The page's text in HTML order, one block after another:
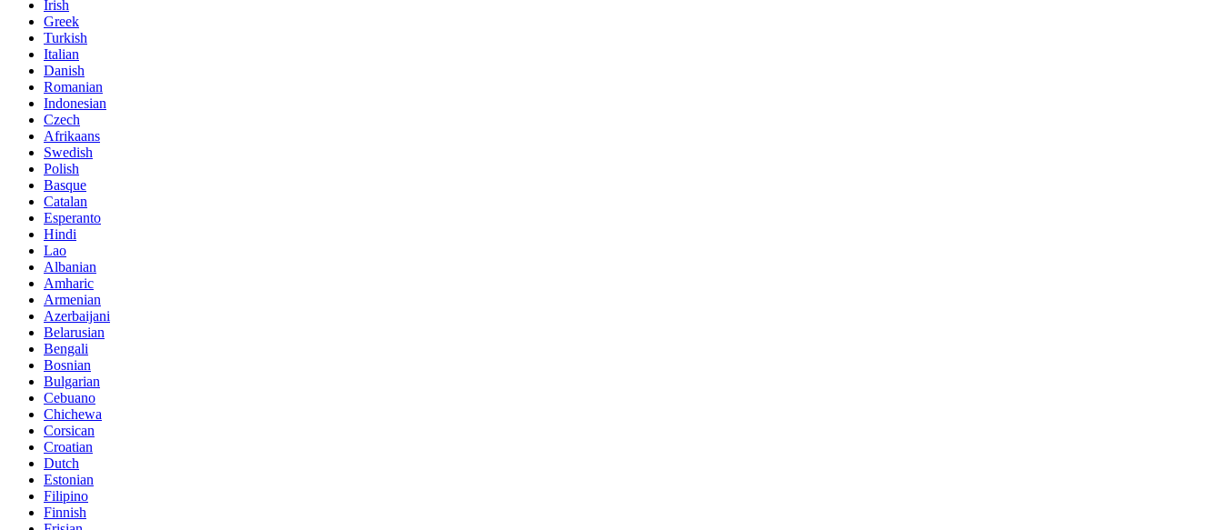
Irish
Greek
Turkish
Italian
Danish
Romanian
Indonesian
Czech
Afrikaans
Swedish
Polish
Basque
Catalan
Esperanto
Hindi
Lao
Albanian
Amharic
Armenian
Azerbaijani
Belarusian
Bengali
Bosnian
Bulgarian
Cebuano
Chichewa
Corsican
Croatian
Dutch
Estonian
Filipino
Finnish